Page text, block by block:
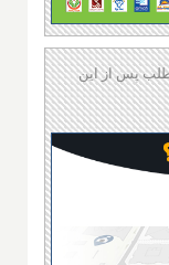
پس از این